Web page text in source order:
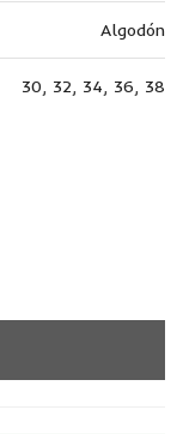
Algodón
30, 32, 34, 36, 38